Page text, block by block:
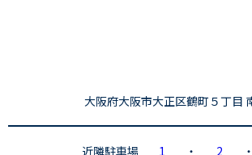
大阪府大阪市大正区鶴町５丁目
近隣駐車場 1 ・ 2 ・